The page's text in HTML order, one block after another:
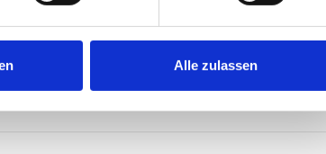
Alle zulassen
Mwst
optional Wartung & Verschleiß
Diesel , 150 PS (110 kW) Automatik